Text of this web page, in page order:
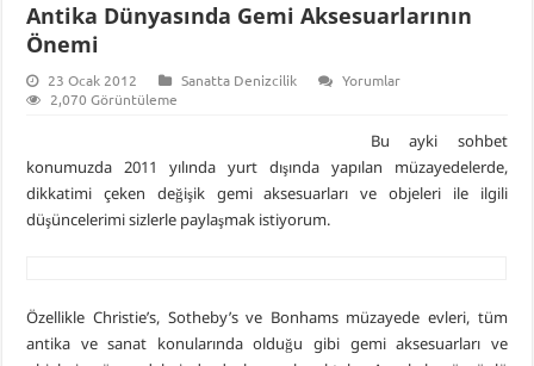
Antika Dünyasında Gemi Aksesuarlarının
Önemi
23 Ocak 2012 Sanatta Denizcilik
Yorumlar
2,070 Görüntüleme
Bu ayki sohbet
konumuzda 2011 yılında yurt dışında yapılan müzayedelerde,
dikkatimi çeken değişik gemi aksesuarları ve objeleri ile ilgili
düşüncelerimi sizlerle paylaşmak istiyorum.
Özellikle Christie’s, Sotheby’s ve Bonhams müzayede evleri, tüm
antika ve sanat konularında olduğu gibi gemi aksesuarları ve